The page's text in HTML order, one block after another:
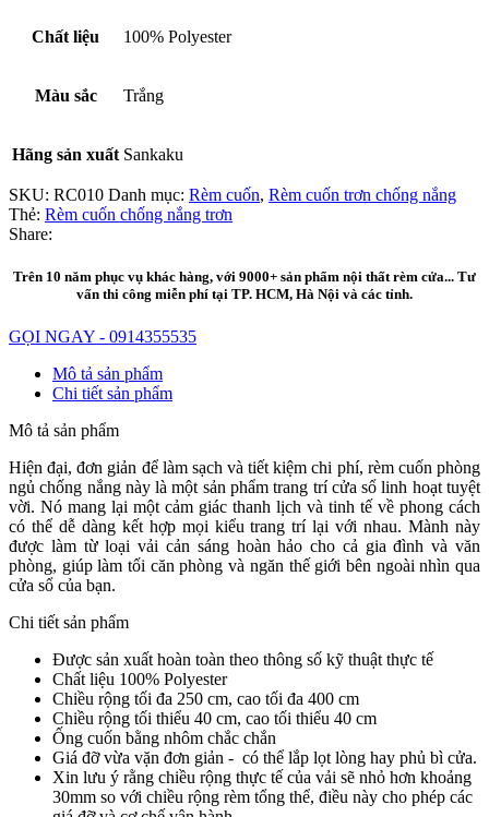
Chất liệu 100% Polyester
Màu sắc Trắng
Hãng sản xuất Sankaku
SKU: RC010 Danh mục: Rèm cuốn, Rèm cuốn trơn chống nắng
Thẻ: Rèm cuốn chống nắng trơn
Share:
Trên 10 năm phục vụ khác hàng, với 9000+ sản phẩm nội thất rèm cửa... Tư
vấn thi công miễn phí tại TP. HCM, Hà Nội và các tỉnh.
GỌI NGAY - 0914355535
Mô tả sản phẩm
Chi tiết sản phẩm
Mô tả sản phẩm
Hiện đại, đơn giản để làm sạch và tiết kiệm chi phí, rèm cuốn phòng
ngủ chống nắng này là một sản phẩm trang trí cửa sổ linh hoạt tuyệt
vời. Nó mang lại một cảm giác thanh lịch và tinh tế về phong cách
có thể dễ dàng kết hợp mọi kiểu trang trí lại với nhau. Mành này
được làm từ loại vải cản sáng hoàn hảo cho cả gia đình và văn
phòng, giúp làm tối căn phòng và ngăn thế giới bên ngoài nhìn qua
cửa sổ của bạn.
Chi tiết sản phẩm
Được sản xuất hoàn toàn theo thông số kỹ thuật thực tế
Chất liệu 100% Polyester
Chiều rộng tối đa 250 cm, cao tối đa 400 cm
Chiều rộng tối thiểu 40 cm, cao tối thiểu 40 cm
Ống cuốn bằng nhôm chắc chắn
Giá đỡ vừa vặn đơn giản - có thể lắp lọt lòng hay phủ bì cửa.
Xin lưu ý rằng chiều rộng thực tế của vải sẽ nhỏ hơn khoảng
30mm so với chiều rộng rèm tổng thể, điều này cho phép các